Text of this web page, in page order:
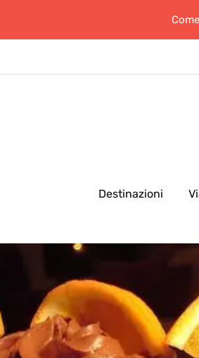
Destinazioni